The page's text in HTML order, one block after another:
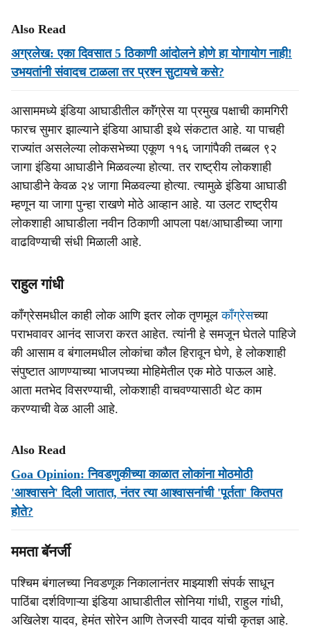
Also Read
अग्रलेख: एका दिवसात 5 ठिकाणी आंदोलने होणे हा योगायोग नाही!
उभयतांनी संवादच टाळला तर प्रश्‍न सुटायचे कसे?
आसाममध्ये इंडिया आघाडीतील काॅंग्रेस या प्रमुख पक्षाची कामगिरी
फारच सुमार झाल्याने इंडिया आघाडी इथे संकटात आहे. या पाचही
राज्यांत असलेल्या लोकसभेच्या एकूण ११६ जागांपैकी तब्बल ९२
जागा इंडिया आघाडीने मिळवल्या होत्या. तर राष्ट्रीय लोकशाही
आघाडीने केवळ २४ जागा मिळवल्या होत्या. त्यामुळे इंडिया आघाडी
म्हणून या जागा पुन्हा राखणे मोठे आव्हान आहे. या उलट राष्ट्रीय
लोकशाही आघाडीला नवीन ठिकाणी आपला पक्ष/आघाडीच्या जागा
वाढविण्याची संधी मिळाली आहे.
राहुल गांधी
काँग्रेसमधील काही लोक आणि इतर लोक तृणमूलकाँग्रेसच्या
पराभवावर आनंद साजरा करत आहेत. त्यांनी हे समजून घेतले पाहिजे
की आसाम व बंगालमधील लोकांचा कौल हिरावून घेणे, हे लोकशाही
संपुष्टात आणण्याच्या भाजपच्या मोहिमेतील एक मोठे पाऊल आहे.
आता मतभेद विसरण्याची, लोकशाही वाचवण्यासाठी थेट काम
करण्याची वेळ आली आहे.
Also Read
Goa Opinion: निवडणुकीच्या काळात लोकांना मोठमोठी
'आश्वासने' दिली जातात, नंतर त्या आश्वासनांची 'पूर्तता' कितपत
होते?
ममता बॅनर्जी
पश्चिम बंगालच्या निवडणूक निकालानंतर माझ्याशी संपर्क साधून
पाठिंबा दर्शविणाऱ्या इंडिया आघाडीतील सोनिया गांधी, राहुल गांधी,
अखिलेश यादव, हेमंत सोरेन आणि तेजस्वी यादव यांची कृतज्ञ आहे.